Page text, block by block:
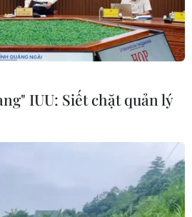
dịch thu
IUU: Siết chặt quản lý